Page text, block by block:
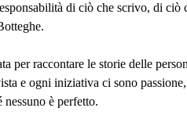
di ciò che scrivo, di
per raccontare le storie delle
e ogni iniziativa ci sono
è perfetto.